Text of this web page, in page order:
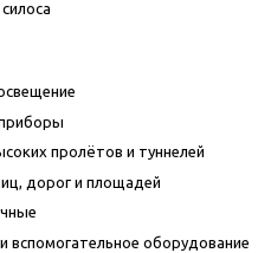
пролётов и туннелей
дорог и площадей
вспомогательное оборудование